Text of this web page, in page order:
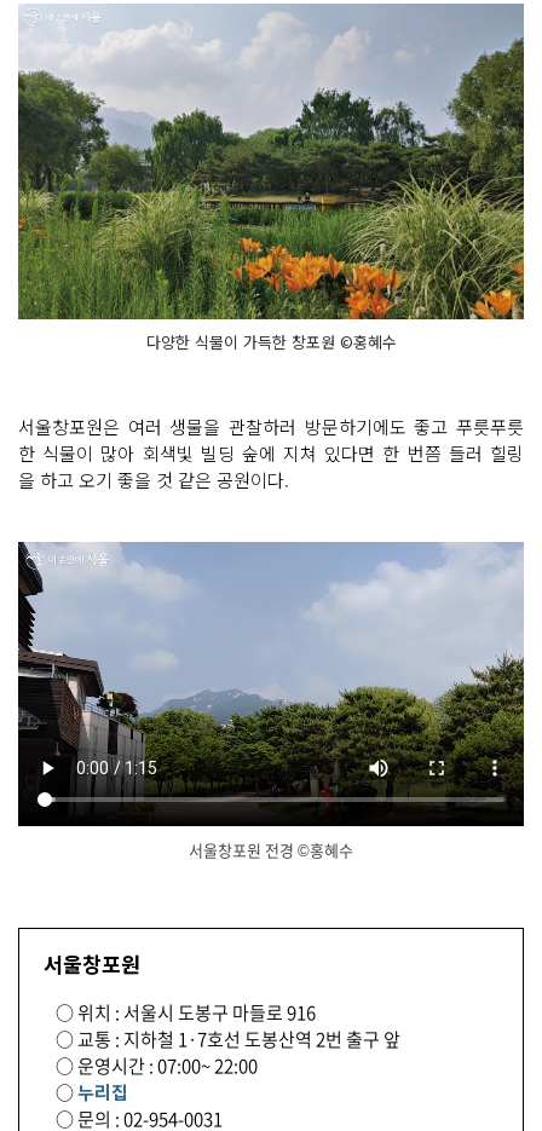
다양한 식물이 가득한 창포원 ©홍혜수
서울창포원은 여러 생물을 관찰하러 방문하기에도 좋고 푸릇푸릇
한 식물이 많아 회색빛 빌딩 숲에 지쳐 있다면 한 번쯤 들러 힐링
을 하고 오기 좋을 것 같은 공원이다.
서울창포원 전경 ©홍혜수
서울창포원
○ 위치 : 서울시 도봉구 마들로 916
○ 교통 : 지하철 1·7호선 도봉산역 2번 출구 앞
○ 운영시간 : 07:00~ 22:00
○누리집
○ 문의 : 02-954-0031